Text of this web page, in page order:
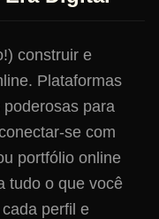
construir e
Plataformas
para
se com
portfólio online
tudo o que você
perfil e